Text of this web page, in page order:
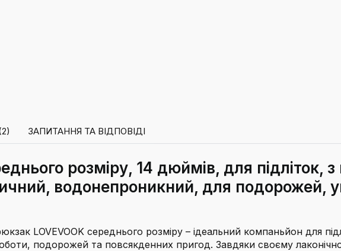
ЗАПИТАННЯ ТА ВІДПОВІДІ
розміру, 14 дюймів, для підліток,
водонепроникний, для подорожей,
LOVEVOOK середнього розміру – ідеальний компаньйон для
подорожей та повсякденних пригод. Завдяки своєму